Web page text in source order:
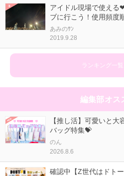
アイドル現場で使える
ブに行こう！使用頻度
あみのｻﾝ
2019.9.28
ランキング一
編集部オス
【推し活】可愛いと
バッグ特集💝
のん
2026.8.6
確認中【Z世代はドト